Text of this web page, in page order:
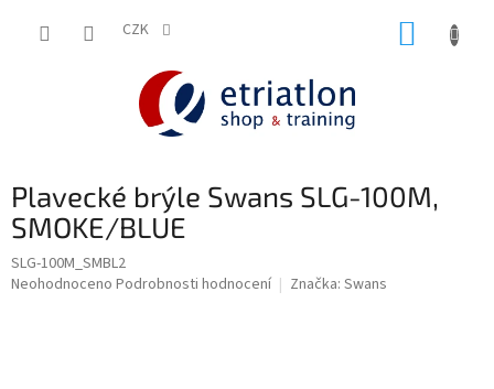
CZK
Plavecké brýle Swans SLG-100M,
SMOKE/BLUE
SLG-100M_SMBL2
Průměrné
Neohodnoceno Podrobnosti hodnocení Značka: Swans
shop.etriatlon.cz - Chat